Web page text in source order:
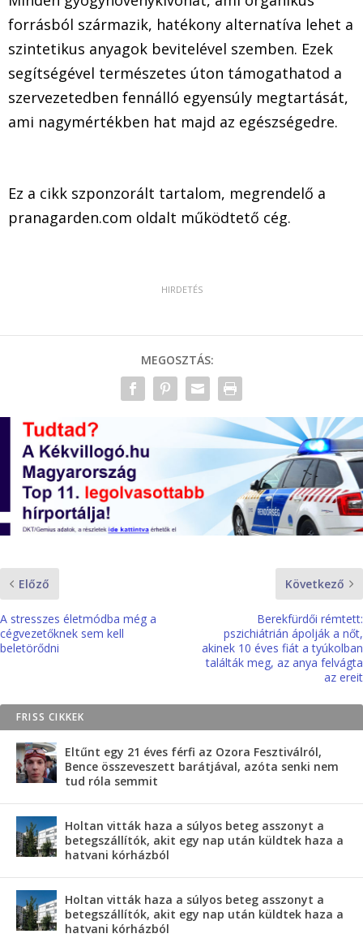
forrásból származik, hatékony alternatíva lehet a
szintetikus anyagok bevitelével szemben. Ezek
segítségével természetes úton támogathatod a
szervezetedben fennálló egyensúly megtartását,
ami nagymértékben hat majd az egészségedre.
Ez a cikk szponzorált tartalom, megrendelő a
pranagarden.com oldalt működtető cég.
MEGOSZTÁS:
Előző
A stresszes életmódba még a
cégvezetőknek sem kell
beletörődni
Következő
Berekfürdői rémtett:
pszichiátrián ápolják a nőt,
akinek 10 éves fiát a tyúkolban
találták meg, az anya felvágta
az ereit
FRISS CIKKEK
Eltűnt egy 21 éves férfi az Ozora Fesztiválról,
Bence összeveszett barátjával, azóta senki nem
tud róla semmit
Holtan vitták haza a súlyos beteg asszonyt a
betegszállítók, akit egy nap után küldtek haza a
hatvani kórházból
Holtan vitták haza a súlyos beteg asszonyt a
betegszállítók, akit egy nap után küldtek haza a
hatvani kórházból